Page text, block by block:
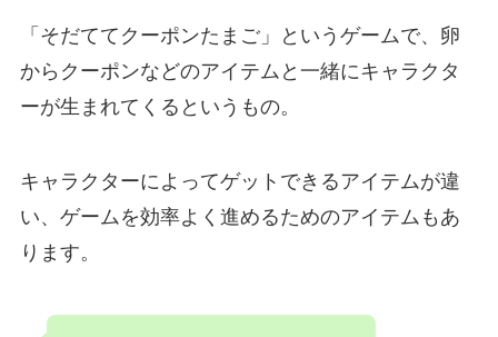
「そだててクーポンたまご」というゲームで、卵
からクーポンなどのアイテムと一緒にキャラクタ
ーが生まれてくるというもの。
キャラクターによってゲットできるアイテムが違
い、ゲームを効率よく進めるためのアイテムもあ
ります。